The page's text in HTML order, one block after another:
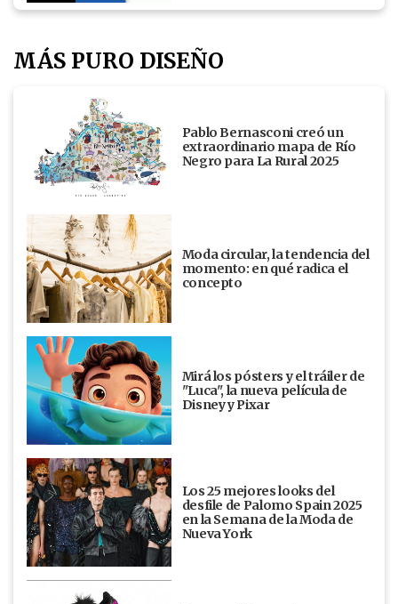
MÁS PURO DISEÑO
Pablo Bernasconi creó un
extraordinario mapa de Río
Negro para La Rural 2025
Moda circular, la tendencia del
momento: en qué radica el
concepto
Mirá los pósters y el tráiler de
"Luca", la nueva película de
Disney y Pixar
Los 25 mejores looks del
desfile de Palomo Spain 2025
en la Semana de la Moda de
Nueva York